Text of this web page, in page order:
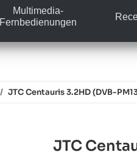
Multimedia-
Fernbedienungen
JTC Centauris 3.2HD (DVB-
JTC